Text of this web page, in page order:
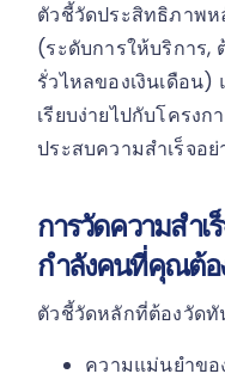
ตัวชี้วัดประสิทธิภาพ
(ระดับการให้บริการ,
รั่วไหลของเงินเดือน
เรียบง่ายไปกับโครง
ประสบความสำเร็จอย่
การวัดความสำเ
กำลังคนที่คุณต้อ
ตัวชี้วัดหลักที่ต้องวัดทั
ความแม่นยำข